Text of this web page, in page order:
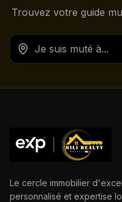
Trouvez votre guide
Le cercle immobilier
personnalisé et expertise